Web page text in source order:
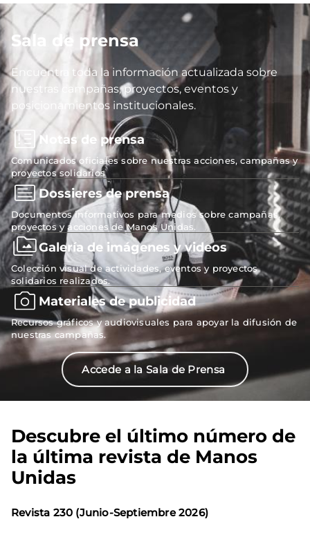
Imagen
Sala de prensa
Encuentra toda la información actualizada sobre
nuestras campañas, proyectos, eventos y
posicionamientos institucionales.
Notas de prensa
Comunicados oficiales sobre nuestras acciones, campañas y
proyectos solidarios
Dossieres de prensa
Documentos informativos para medios sobre campañas,
proyectos y acciones de Manos Unidas.
Galería de imágenes y videos
Colección visual de actividades, eventos y proyectos
solidarios realizados.
Materiales de publicidad
Recursos gráficos y audiovisuales para apoyar la difusión de
nuestras campañas.
Accede a la Sala de Prensa
Descubre el último número de
la última revista de Manos
Unidas
Revista 230 (Junio-Septiembre 2026)